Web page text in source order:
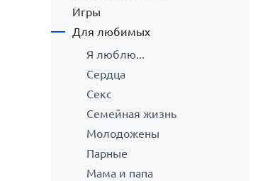
Игры
Для любимых
Я люблю...
Сердца
Секс
Семейная жизнь
Молодожены
Парные
Мама и папа